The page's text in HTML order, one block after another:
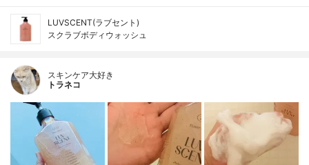
LUVSCENT(ラブセント)
スクラブボディウォッシュ
スキンケア大好き
トラネコ